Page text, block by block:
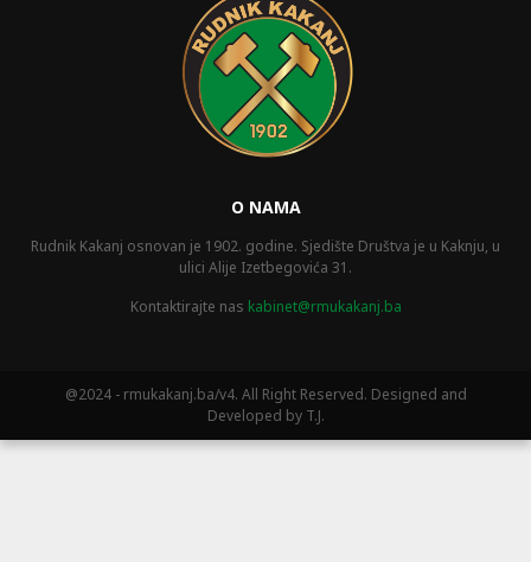
O NAMA
Rudnik Kakanj osnovan je 1902. godine. Sjedište Društva je u Kaknju, u
ulici Alije Izetbegovića 31.
Kontaktirajte nas kabinet@rmukakanj.ba
@2024 - rmukakanj.ba/v4. All Right Reserved. Designed and
Developed by T.J.